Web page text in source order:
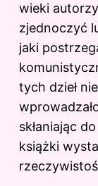
wieki
zjednoczyć
jaki
tych dzieł
skłaniając
książki